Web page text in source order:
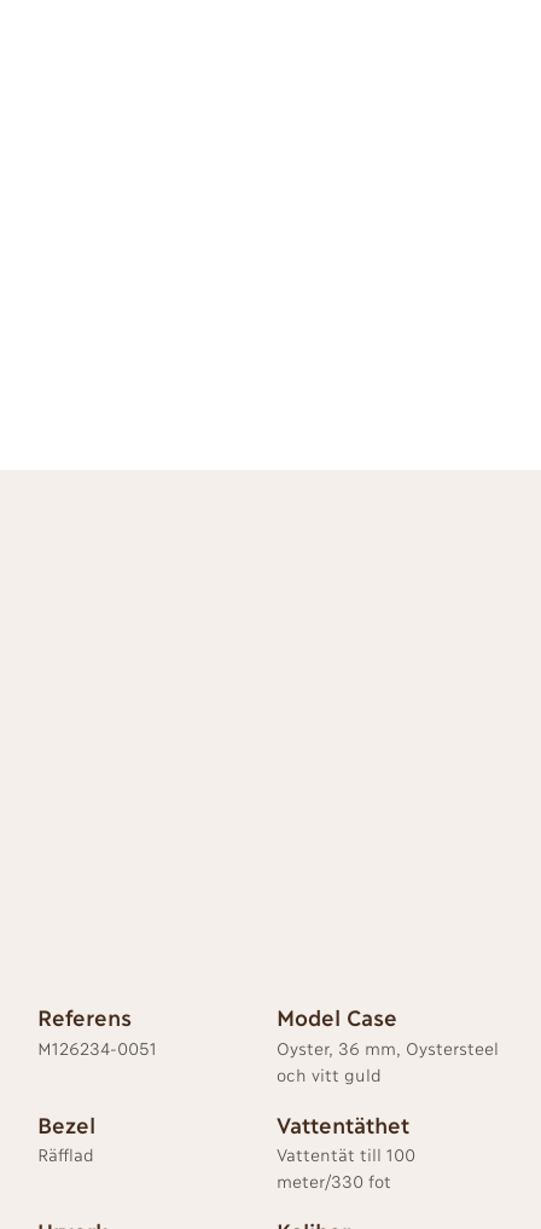
Referens
M126234-0051
Model Case
Oyster, 36 mm, Oystersteel
och vitt guld
Bezel
Räfflad
Vattentäthet
Vattentät till 100
meter/330 fot